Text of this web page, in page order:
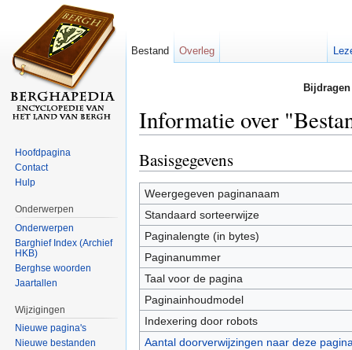
Informatie over
Basisgegevens
Weergegeven paginanaam
Standaard sorteerwijze
Paginalengte (in bytes)
Paginanummer
Taal voor de pagina
Paginainhoudmodel
Indexering door robots
Aantal doorverwijzingen naar deze
Bestand Overleg
Hoofdpagina
Contact
Hulp
Onderwerpen
Onderwerpen
Barghief Index (Archief
HKB)
Berghse woorden
Jaartallen
Wijzigingen
Nieuwe pagina's
Nieuwe bestanden